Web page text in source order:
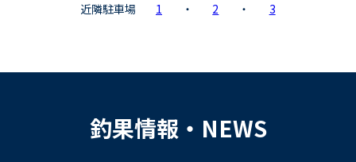
近隣駐車場 1 ・ 2 ・ 3
釣果情報・NEWS